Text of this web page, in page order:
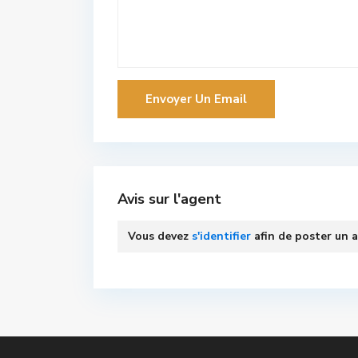
Avis sur l'agent
Vous devez s'identifier afin de poster un